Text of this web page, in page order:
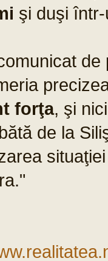
şi duşi
de
forţa, şi
de la